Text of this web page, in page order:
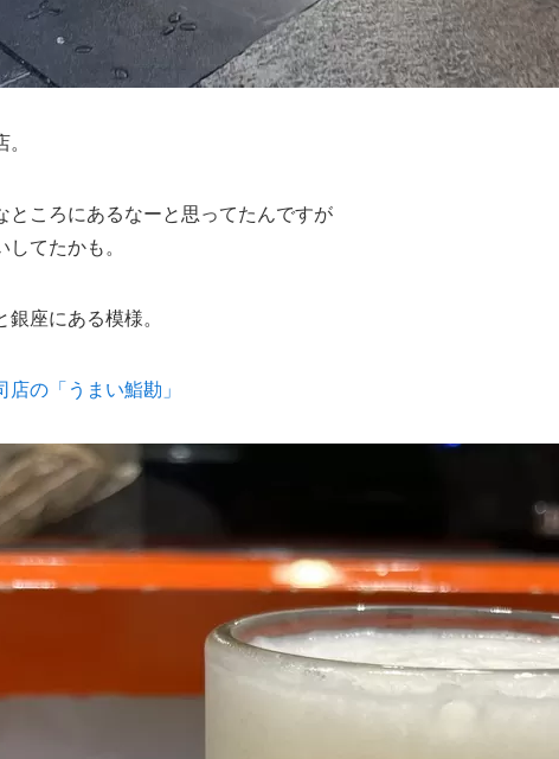
ところにあるなーと思ってたんですが
てたかも。
座にある模様。
の「うまい鮨勘」